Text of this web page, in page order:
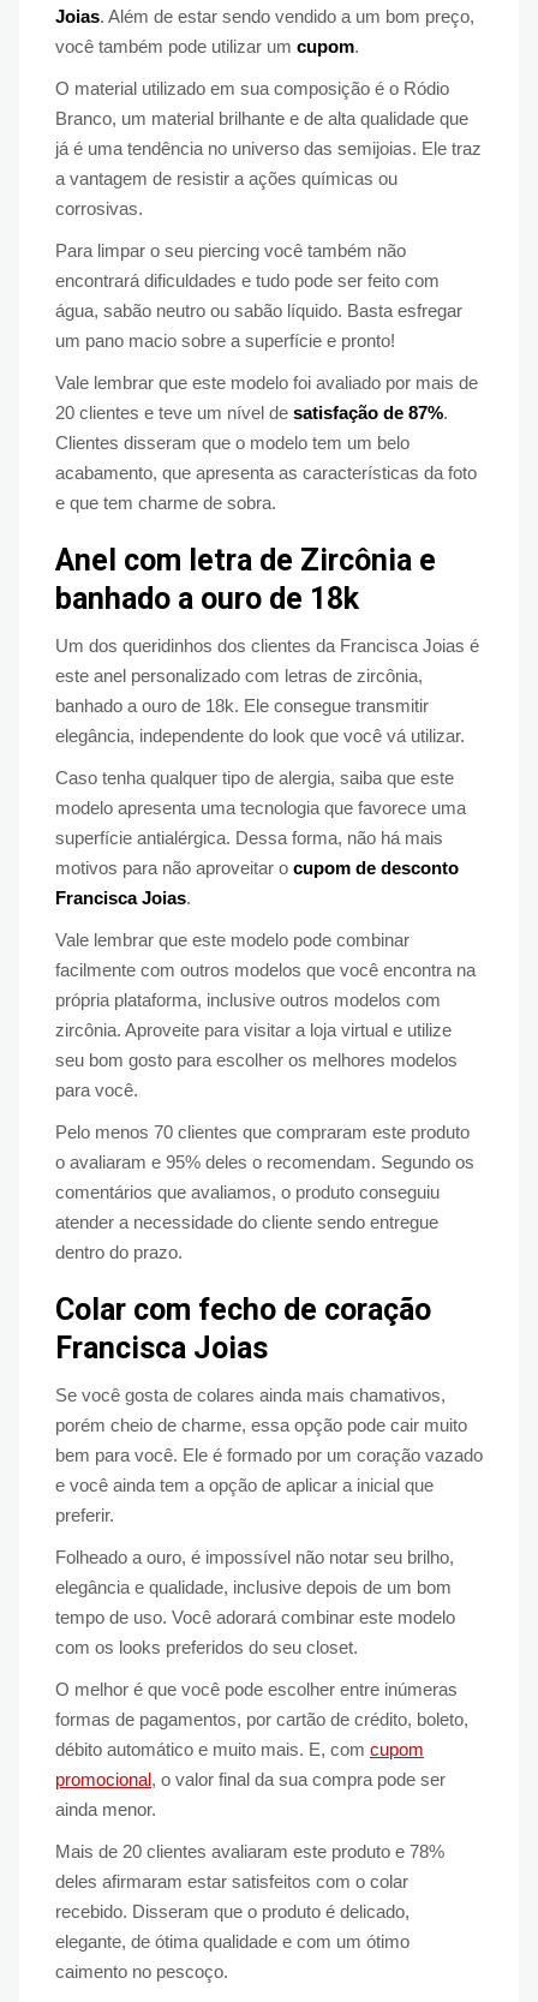
Joias. Além de estar sendo vendido a um bom preço,
você também pode utilizar um cupom.
O material utilizado em sua composição é o Ródio
Branco, um material brilhante e de alta qualidade que
já é uma tendência no universo das semijoias. Ele traz
a vantagem de resistir a ações químicas ou
corrosivas.
Para limpar o seu piercing você também não
encontrará dificuldades e tudo pode ser feito com
água, sabão neutro ou sabão líquido. Basta esfregar
um pano macio sobre a superfície e pronto!
Vale lembrar que este modelo foi avaliado por mais de
20 clientes e teve um nível de satisfação de 87%.
Clientes disseram que o modelo tem um belo
acabamento, que apresenta as características da foto
e que tem charme de sobra.
Anel com letra de Zircônia e
banhado a ouro de 18k
Um dos queridinhos dos clientes da Francisca Joias é
este anel personalizado com letras de zircônia,
banhado a ouro de 18k. Ele consegue transmitir
elegância, independente do look que você vá utilizar.
Caso tenha qualquer tipo de alergia, saiba que este
modelo apresenta uma tecnologia que favorece uma
superfície antialérgica. Dessa forma, não há mais
motivos para não aproveitar o cupom de desconto
Francisca Joias.
Vale lembrar que este modelo pode combinar
facilmente com outros modelos que você encontra na
própria plataforma, inclusive outros modelos com
zircônia. Aproveite para visitar a loja virtual e utilize
seu bom gosto para escolher os melhores modelos
para você.
Pelo menos 70 clientes que compraram este produto
o avaliaram e 95% deles o recomendam. Segundo os
comentários que avaliamos, o produto conseguiu
atender a necessidade do cliente sendo entregue
dentro do prazo.
Colar com fecho de coração
Francisca Joias
Se você gosta de colares ainda mais chamativos,
porém cheio de charme, essa opção pode cair muito
bem para você. Ele é formado por um coração vazado
e você ainda tem a opção de aplicar a inicial que
preferir.
Folheado a ouro, é impossível não notar seu brilho,
elegância e qualidade, inclusive depois de um bom
tempo de uso. Você adorará combinar este modelo
com os looks preferidos do seu closet.
O melhor é que você pode escolher entre inúmeras
formas de pagamentos, por cartão de crédito, boleto,
débito automático e muito mais. E, com cupom
promocional, o valor final da sua compra pode ser
ainda menor.
Mais de 20 clientes avaliaram este produto e 78%
deles afirmaram estar satisfeitos com o colar
recebido. Disseram que o produto é delicado,
elegante, de ótima qualidade e com um ótimo
caimento no pescoço.